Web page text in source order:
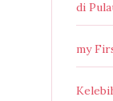
di
my